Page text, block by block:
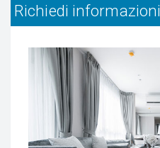
Richiedi informazioni